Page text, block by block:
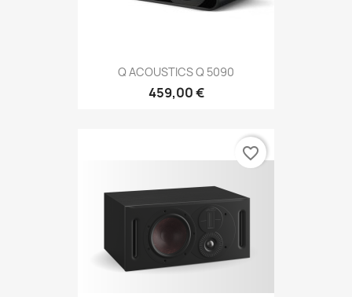
Q ACOUSTICS Q 5090
459,00 €
favorite_border